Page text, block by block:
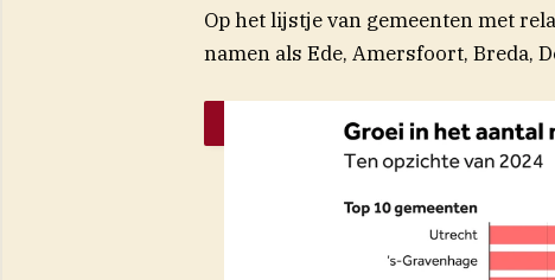
Op het lijstje van gemeenten met
namen als Ede, Amersfoort, Breda,